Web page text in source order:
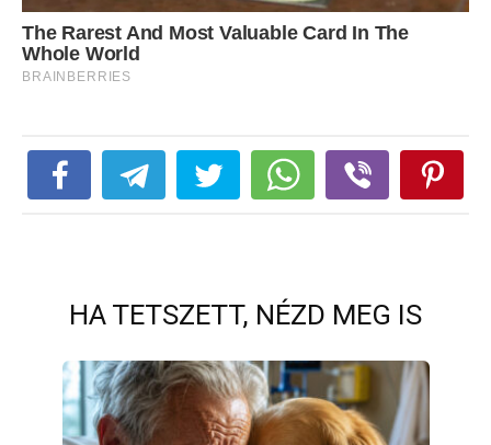
HA TETSZETT, NÉZD MEG IS